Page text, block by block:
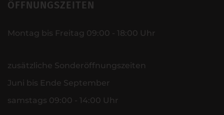
ÖFFNUNGSZEITEN
Montag bis Freitag 09:00 - 18:00 Uhr
zusätzliche Sonderöffnungszeiten
Juni bis Ende September
samstags 09:00 - 14:00 Uhr